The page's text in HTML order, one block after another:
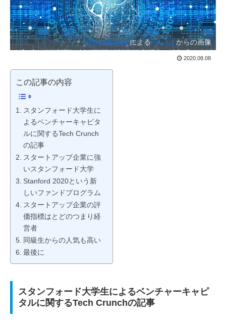
Gerd AltmannによるPixabayからの画像
2020.08.08
この記事の内容
スタンフォード大学生に
よるベンチャーキャピタ
ルに関するTech Crunch
の記事
スタートアップ企業に強
いスタンフォード大学
Stanford 2020という新
しいファンドプログラム
スタートアップ企業の評
価指標はとどのつまり経
営者
同級生からの人気も高い
最後に
スタンフォード大学生によるベンチャーキャピ
タルに関するTech Crunchの記事